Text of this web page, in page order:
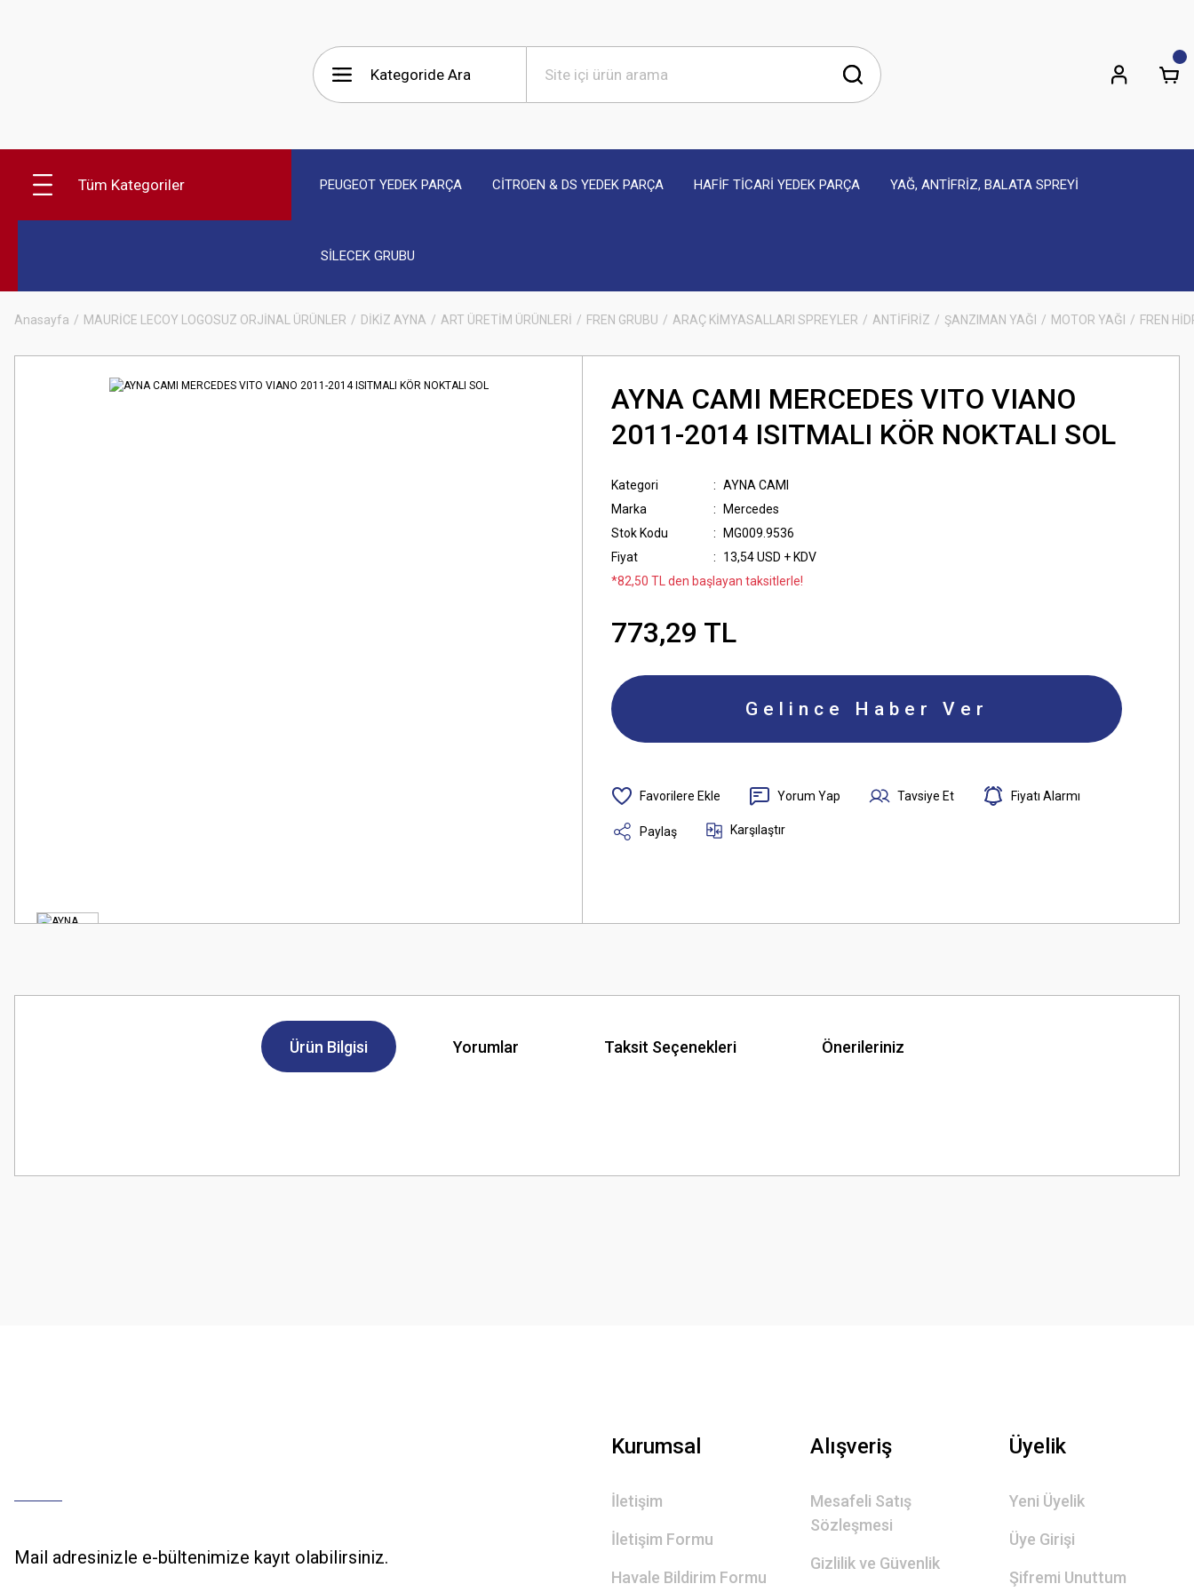
Tüm Kategoriler PEUGEOT YEDEK PARÇA CİTROEN & DS YEDEK PARÇA HAFİF TİCARİ YEDEK PARÇA YAĞ, ANTİFRİZ, BALATA SPREYİ
SİLECEK GRUBU
Anasayfa MAURİCE LECOY LOGOSUZ ORJİNAL ÜRÜNLER DİKİZ AYNA ART ÜRETİM ÜRÜNLERİ FREN GRUBU ARAÇ KİMYASALLARI SPREYLER ANTİFİRİZ ŞANZIMAN YAĞI MOTOR YAĞI FREN
AYNA CAMI MERCEDES VITO VIANO
2011-2014 ISITMALI KÖR NOKTALI SOL
Kategori
AYNA CAMI
Marka
Mercedes
Stok Kodu
MG009.9536
Fiyat
13,54 USD + KDV
*82,50 TL den başlayan taksitlerle!
773,29 TL
Gelince Haber Ver
Yorum Yap Tavsiye Et Fiyatı Alarmı
Paylaş Karşılaştır
Ürün Bilgisi Yorumlar Taksit Seçenekleri Önerileriniz
Görüş ve önerileriniz için teşekkür ederiz.
Mail adresinizle e-bültenimize kayıt olabilirsiniz.
Kurumsal
İletişim
İletişim Formu
Havale Bildirim Formu
Alışveriş
Mesafeli Satış
Sözleşmesi
Gizlilik ve Güvenlik
Üyelik
Yeni Üyelik
Üye Girişi
Şifremi Unuttum